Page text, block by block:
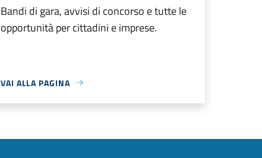
Bandi di gara, avvisi di concorso e tutte le
opportunità per cittadini e imprese.
VAI ALLA PAGINA